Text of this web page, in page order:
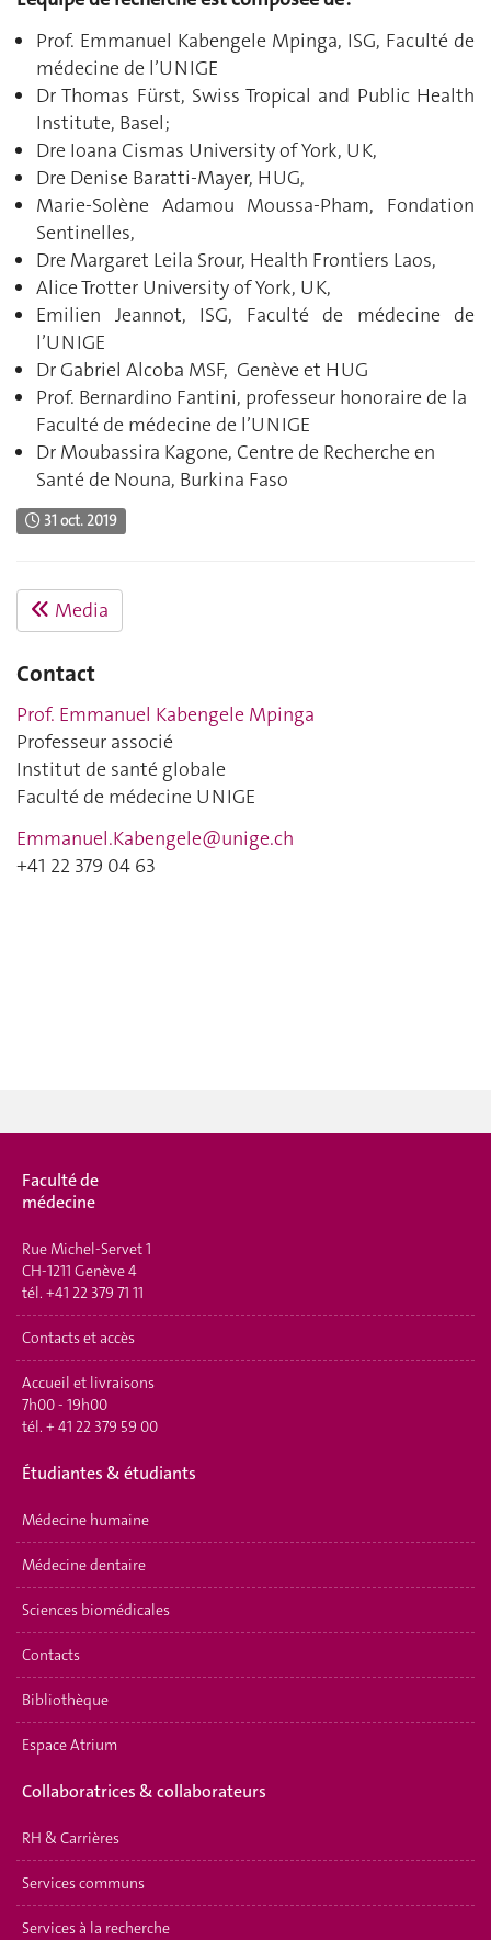
Prof. Emmanuel Kabengele Mpinga, ISG, Faculté de
médecine de l’UNIGE
Dr Thomas Fürst, Swiss Tropical and Public Health
Institute, Basel;
Dre Ioana Cismas University of York, UK,
Dre Denise Baratti-Mayer, HUG,
Marie-Solène Adamou Moussa-Pham, Fondation
Sentinelles,
Dre Margaret Leila Srour, Health Frontiers Laos,
Alice Trotter University of York, UK,
Emilien Jeannot, ISG, Faculté de médecine de
l’UNIGE
Dr Gabriel Alcoba MSF, Genève et HUG
Prof. Bernardino Fantini, professeur honoraire de la
Faculté de médecine de l’UNIGE
Dr Moubassira Kagone, Centre de Recherche en
Santé de Nouna, Burkina Faso
31 oct. 2019
Media
Contact
Prof. Emmanuel Kabengele Mpinga
Professeur associé
Institut de santé globale
Faculté de médecine UNIGE
Emmanuel.Kabengele@unige.ch
+41 22 379 04 63
Faculté de
médecine
Rue Michel-Servet 1
CH-1211 Genève 4
tél. +41 22 379 71 11
Contacts et accès
Accueil et livraisons
7h00 - 19h00
tél. + 41 22 379 59 00
Étudiantes & étudiants
Médecine humaine
Médecine dentaire
Sciences biomédicales
Contacts
Bibliothèque
Espace Atrium
Collaboratrices & collaborateurs
RH & Carrières
Services communs
Services à la recherche